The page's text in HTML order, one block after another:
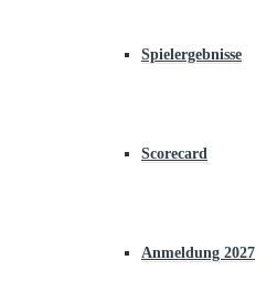
Spielergebnisse
Scorecard
Anmeldung 2027